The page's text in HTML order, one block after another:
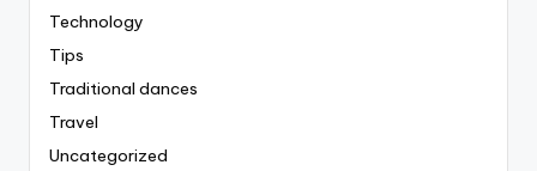
Technology
Tips
Traditional dances
Travel
Uncategorized